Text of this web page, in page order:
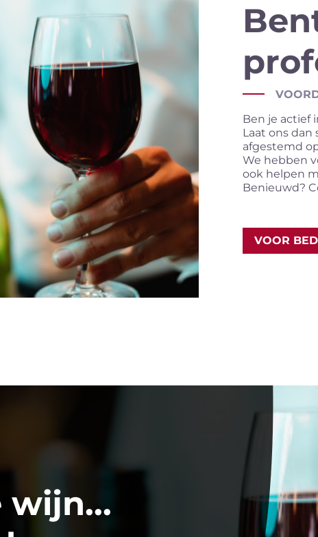
Ben je actief
Laat ons
afgestemd
We hebben
ook helpen
Benieuwd?
VOOR
wijn...